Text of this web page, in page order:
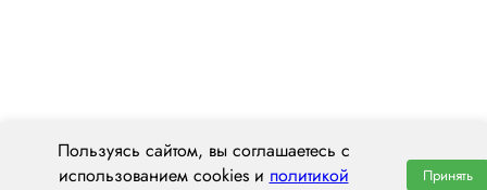
Пользуясь сайтом, вы соглашаетесь с
использованием cookies и политикой
Принять